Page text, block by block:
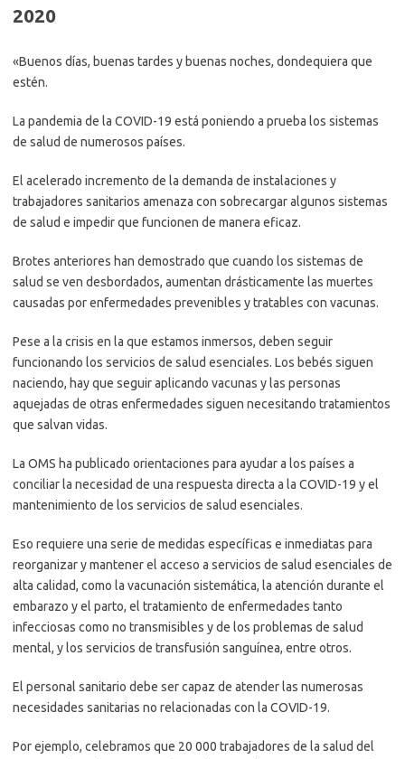
2020
«Buenos días, buenas tardes y buenas noches, dondequiera que
estén.
La pandemia de la COVID-19 está poniendo a prueba los sistemas
de salud de numerosos países.
El acelerado incremento de la demanda de instalaciones y
trabajadores sanitarios amenaza con sobrecargar algunos sistemas
de salud e impedir que funcionen de manera eficaz.
Brotes anteriores han demostrado que cuando los sistemas de
salud se ven desbordados, aumentan drásticamente las muertes
causadas por enfermedades prevenibles y tratables con vacunas.
Pese a la crisis en la que estamos inmersos, deben seguir
funcionando los servicios de salud esenciales. Los bebés siguen
naciendo, hay que seguir aplicando vacunas y las personas
aquejadas de otras enfermedades siguen necesitando tratamientos
que salvan vidas.
La OMS ha publicado orientaciones para ayudar a los países a
conciliar la necesidad de una respuesta directa a la COVID-19 y el
mantenimiento de los servicios de salud esenciales.
Eso requiere una serie de medidas específicas e inmediatas para
reorganizar y mantener el acceso a servicios de salud esenciales de
alta calidad, como la vacunación sistemática, la atención durante el
embarazo y el parto, el tratamiento de enfermedades tanto
infecciosas como no transmisibles y de los problemas de salud
mental, y los servicios de transfusión sanguínea, entre otros.
El personal sanitario debe ser capaz de atender las numerosas
necesidades sanitarias no relacionadas con la COVID-19.
Por ejemplo, celebramos que 20 000 trabajadores de la salud del